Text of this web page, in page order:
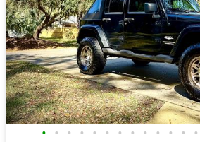
• • • • • • • • • • • • •